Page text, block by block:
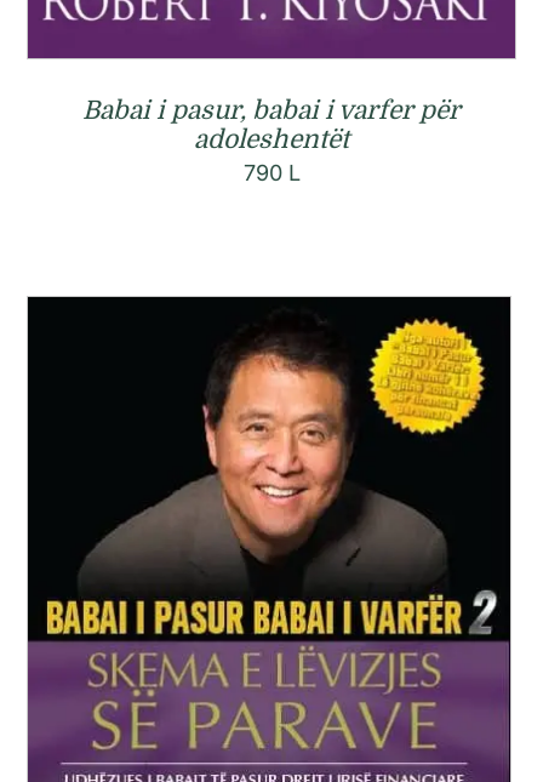
Babai i pasur, babai i varfer për
adoleshentët
790 L